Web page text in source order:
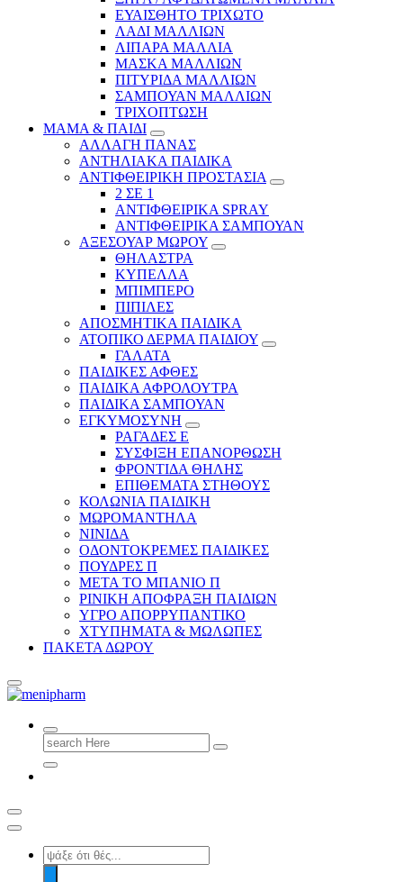
ΕΥΑΙΣΘΗΤΟ ΤΡΙΧΩΤΟ
ΛΑΔΙ ΜΑΛΛΙΩΝ
ΛΙΠΑΡΑ ΜΑΛΛΙΑ
ΜΑΣΚΑ ΜΑΛΛΙΩΝ
ΠΙΤΥΡΙΔΑ ΜΑΛΛΙΩΝ
ΣΑΜΠΟΥΑΝ ΜΑΛΛΙΩΝ
ΤΡΙΧΟΠΤΩΣΗ
ΜΑΜΑ & ΠΑΙΔΙ
ΑΛΛΑΓΗ ΠΑΝΑΣ
ΑΝΤΗΛΙΑΚΑ ΠΑΙΔΙΚΑ
ΑΝΤΙΦΘΕΙΡΙΚΗ ΠΡΟΣΤΑΣΙΑ
2 ΣΕ 1
ΑΝΤΙΦΘΕΙΡΙΚΑ SPRAY
ΑΝΤΙΦΘΕΙΡΙΚΑ ΣΑΜΠΟΥΑΝ
ΑΞΕΣΟΥΑΡ ΜΩΡΟΥ
ΘΗΛΑΣΤΡΑ
ΚΥΠΕΛΛΑ
ΜΠΙΜΠΕΡΟ
ΠΙΠΙΛΕΣ
ΑΠΟΣΜΗΤΙΚΑ ΠΑΙΔΙΚΑ
ΑΤΟΠΙΚΟ ΔΕΡΜΑ ΠΑΙΔΙΟΥ
ΓΑΛΑΤΑ
ΠΑΙΔΙΚΕΣ ΑΦΘΕΣ
ΠΑΙΔΙΚΑ ΑΦΡΟΛΟΥΤΡΑ
ΠΑΙΔΙΚΑ ΣΑΜΠΟΥΑΝ
ΕΓΚΥΜΟΣΥΝΗ
ΡΑΓΑΔΕΣ Ε
ΣΥΣΦΙΞΗ ΕΠΑΝΟΡΘΩΣΗ
ΦΡΟΝΤΙΔΑ ΘΗΛΗΣ
ΕΠΙΘΕΜΑΤΑ ΣΤΗΘΟΥΣ
ΚΟΛΩΝΙΑ ΠΑΙΔΙΚΗ
ΜΩΡΟΜΑΝΤΗΛΑ
ΝΙΝΙΔΑ
ΟΔΟΝΤΟΚΡΕΜΕΣ ΠΑΙΔΙΚΕΣ
ΠΟΥΔΡΕΣ Π
ΜΕΤΑ ΤΟ ΜΠΑΝΙΟ Π
ΡΙΝΙΚΗ ΑΠΟΦΡΑΞΗ ΠΑΙΔΙΩΝ
ΥΓΡΟ ΑΠΟΡΡΥΠΑΝΤΙΚΟ
ΧΤΥΠΗΜΑΤΑ & ΜΩΛΩΠΕΣ
ΠΑΚΕΤΑ ΔΩΡΟΥ
shop 2 easily
Search
for:
Products
search